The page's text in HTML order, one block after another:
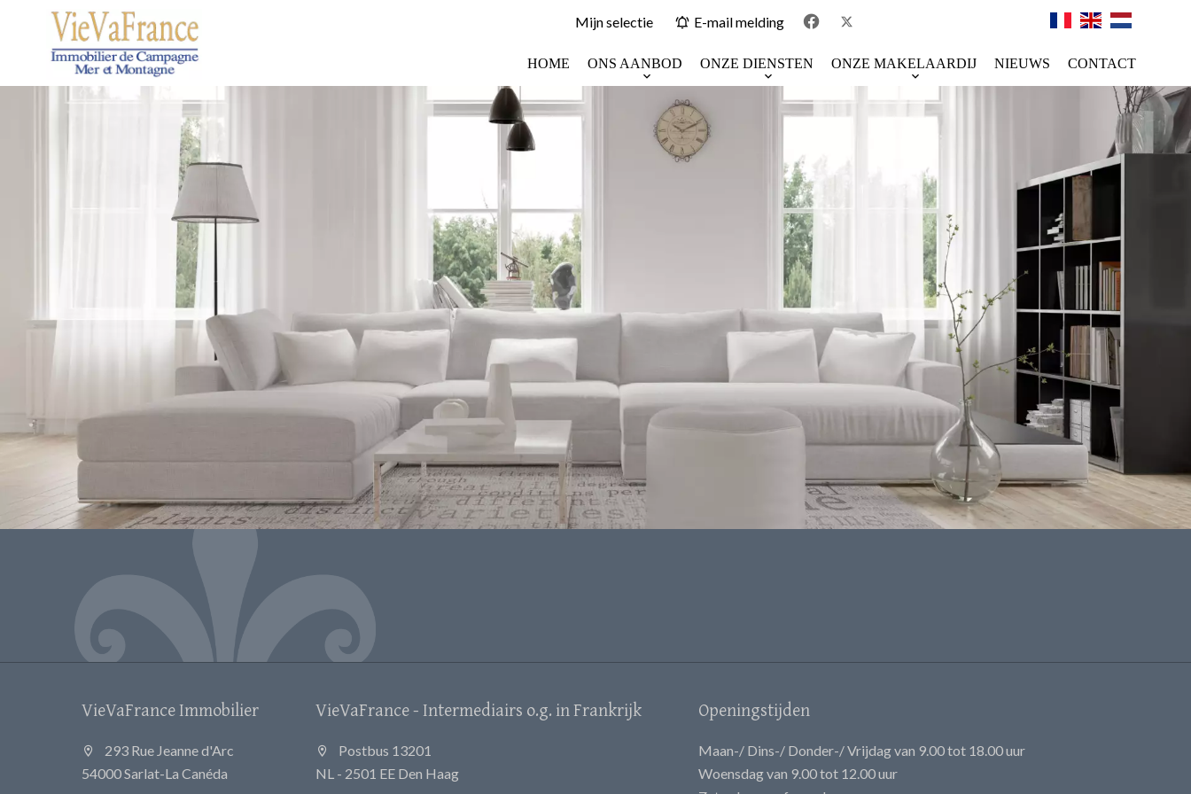
Mijn selectie E-mail melding
HOME ONS AANBOD ONZE DIENSTEN ONZE MAKELAARDIJ NIEUWS CONTACT
VieVaFrance Immobilier
293 Rue Jeanne d'Arc
54000 Sarlat-La Canéda
VieVaFrance - Intermediairs o.g. in Frankrijk
Postbus 13201
NL - 2501 EE Den Haag
Openingstijden
Maan-/ Dins-/ Donder-/ Vrijdag van 9.00 tot 18.00 uur
Woensdag van 9.00 tot 12.00 uur